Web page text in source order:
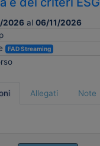
2026 al 06/11/2026
FAD Streaming
Allegati
Note